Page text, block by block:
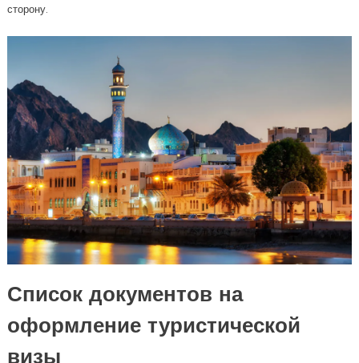
сторону.
Список документов на
оформление туристической